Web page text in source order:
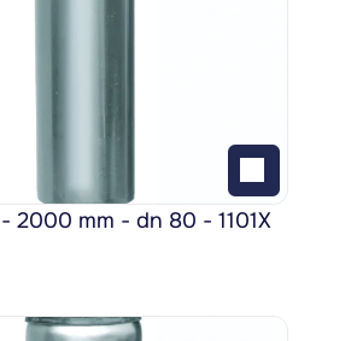
- 2000 mm - dn 80 - 1101X